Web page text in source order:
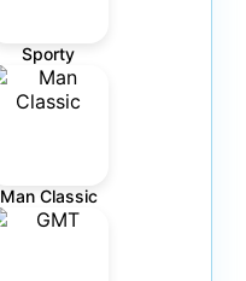
Sporty
Man Classic